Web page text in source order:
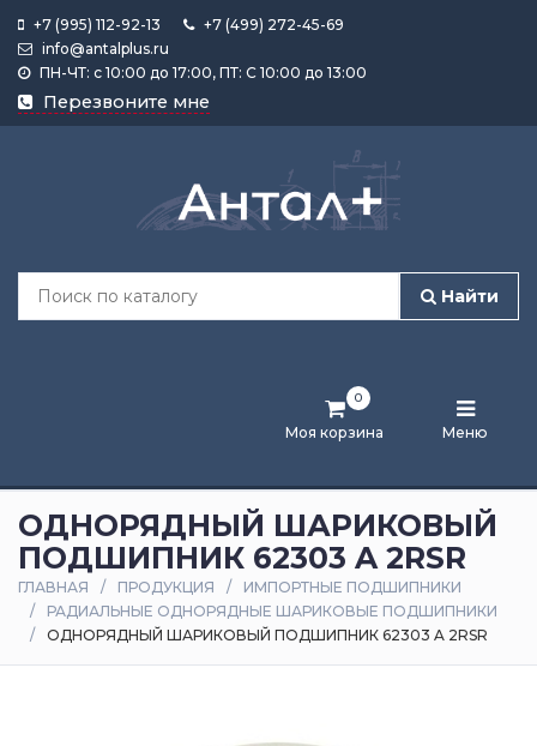
+7 (995) 112-92-13
+7 (499) 272-45-69
info@antalplus.ru
ПН-ЧТ: с 10:00 до 17:00, ПТ: С 10:00 до 13:00
Перезвоните мне
Найти
Моя корзина
0
Меню
Каталог
продукции
Лента
и
статьи
Оплата
доставка
ОДНОРЯДНЫЙ ШАРИКОВЫЙ
ПОДШИПНИК 62303 A 2RSR
ГЛАВНАЯ ПРОДУКЦИЯ
ИМПОРТНЫЕ ПОДШИПНИКИ
РАДИАЛЬНЫЕ ОДНОРЯДНЫЕ ШАРИКОВЫЕ ПОДШИПНИКИ
ОДНОРЯДНЫЙ ШАРИКОВЫЙ ПОДШИПНИК 62303 A 2RSR